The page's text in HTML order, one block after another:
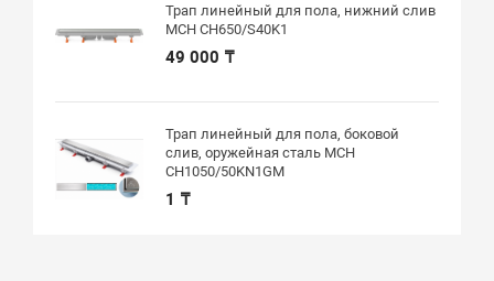
Трап линейный для пола, нижний слив
MCH CH650/S40K1
49 000 ₸
Трап линейный для пола, боковой
слив, оружейная сталь MCH
CH1050/50KN1GM
1 ₸